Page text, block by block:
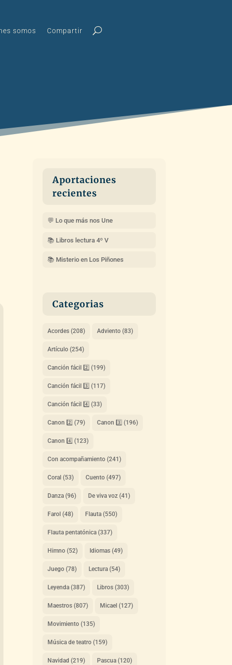
somos Compartir
Aportaciones
recientes
💬 Lo que más nos Une
📚 Libros lectura 4º V
📚 Misterio en Los Piñones
Categorias
Acordes(208) Adviento(83)
Artículo(254)
Canción fácil 2️⃣ (199)
Canción fácil 3️⃣ (117)
Canción fácil 4️⃣ (33)
Canon 2️⃣ (79) Canon 3️⃣ (196)
Canon 4️⃣ (123)
Con acompañamiento(241)
Coral (53) Cuento(497)
Danza(96) De viva voz(41)
Farol (48) Flauta(550)
Flauta pentatónica(337)
Himno(52) Idiomas(49)
Juego(78) Lectura(54)
Leyenda(387) Libros(303)
Maestros(807) Micael (127)
Movimiento(135)
Música de teatro(159)
Navidad (219) Pascua(120)